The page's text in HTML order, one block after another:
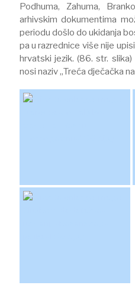
Podhuma, Zahuma,
arhivskim dokumentima
periodu došlo do ukidanja
pa u razrednice više nije
hrvatski jezik. (86. str.
nosi naziv „Treća dječačka